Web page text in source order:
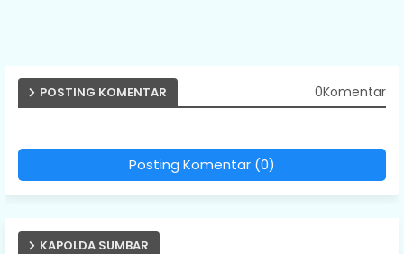
POSTING KOMENTAR 0Komentar
Posting Komentar (0)
KAPOLDA SUMBAR